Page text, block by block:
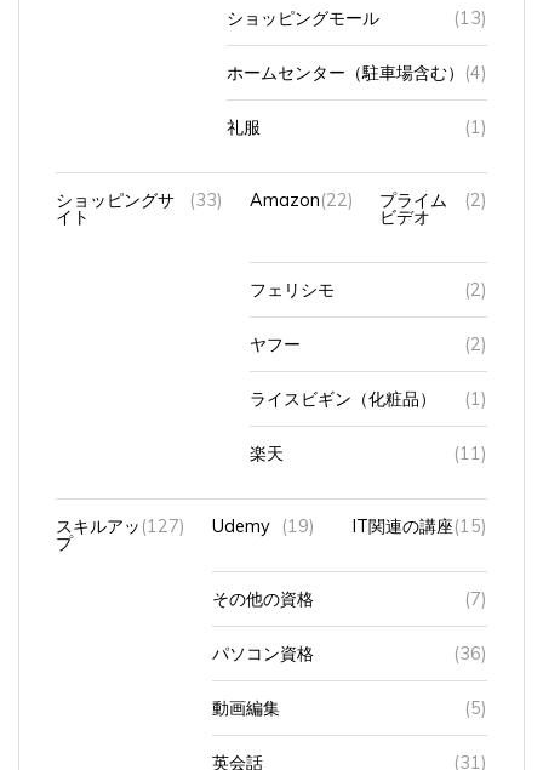
ショッピングモール (13)
ホームセンター（駐車場含む） (4)
礼服 (1)
ショッピングサ
イト
(33) Amazon(22) プライム
ビデオ
(2)
フェリシモ (2)
ヤフー (2)
ライスビギン（化粧品） (1)
楽天 (11)
スキルアッ
プ
(127) Udemy (19) IT関連の講座(15)
その他の資格 (7)
パソコン資格 (36)
動画編集 (5)
英会話 (31)